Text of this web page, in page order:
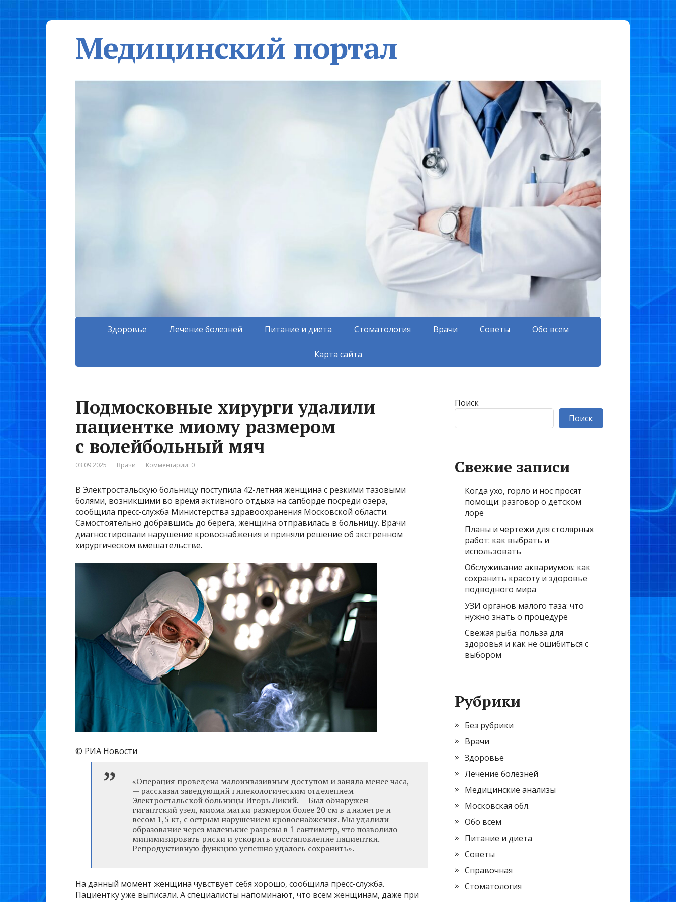
Медицинский портал
Здоровье Лечение болезней Питание и диета Стоматология Врачи Советы Обо всем
Карта сайта
Подмосковные хирурги удалили
пациентке миому размером
с волейбольный мяч
03.09.2025 Врачи Комментарии: 0
В Электростальскую больницу поступила 42-летняя женщина с резкими тазовыми
болями, возникшими во время активного отдыха на сапборде посреди озера,
сообщила пресс-служба Министерства здравоохранения Московской области.
Самостоятельно добравшись до берега, женщина отправилась в больницу. Врачи
диагностировали нарушение кровоснабжения и приняли решение об экстренном
хирургическом вмешательстве.
© РИА Новости
«‎Операция проведена малоинвазивным доступом и заняла менее часа,
— рассказал заведующий гинекологическим отделением
Электростальской больницы Игорь Ликий. — Был обнаружен
гигантский узел, миома матки размером более 20 см в диаметре и
весом 1,5 кг, с острым нарушением кровоснабжения. Мы удалили
образование через маленькие разрезы в 1 сантиметр, что позволило
минимизировать риски и ускорить восстановление пациентки.
Репродуктивную функцию успешно удалось сохранить».
На данный момент женщина чувствует себя хорошо, сообщила пресс-служба.
Пациентку уже выписали. А специалисты напоминают, что всем женщинам, даже при
Поиск
Поиск
Свежие записи
Когда ухо, горло и нос просят
помощи: разговор о детском
лоре
Планы и чертежи для столярных
работ: как выбрать и
использовать
Обслуживание аквариумов: как
сохранить красоту и здоровье
подводного мира
УЗИ органов малого таза: что
нужно знать о процедуре
Свежая рыба: польза для
здоровья и как не ошибиться с
выбором
Рубрики
Без рубрики
Врачи
Здоровье
Лечение болезней
Медицинские анализы
Московская обл.
Обо всем
Питание и диета
Советы
Справочная
Стоматология